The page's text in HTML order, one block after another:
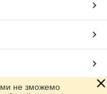
ми не зможемо